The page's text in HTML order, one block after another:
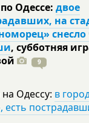
Одессе: двое
на
снесло
, субботняя
9
на Одессу: в
есть